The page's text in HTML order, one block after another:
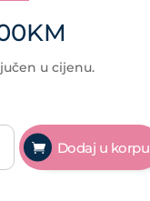
KM
u cijenu.
Dodaj u korpu